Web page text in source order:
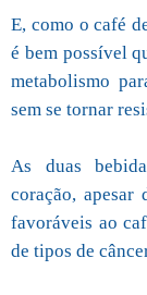
E, como o café
é bem possível
metabolismo
sem se tornar
As duas
coração, apesar
favoráveis ao
de tipos de